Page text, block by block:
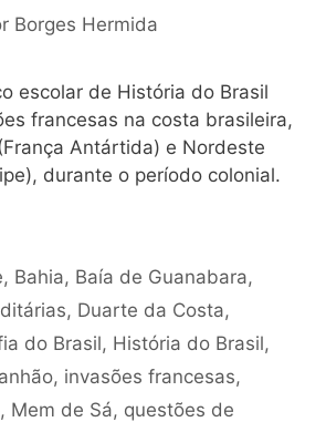
Borges Hermida
escolar de História do Brasil
francesas na costa brasileira,
Antártida) e Nordeste
durante o período colonial.
, Bahia, Baía de Guanabara,
, Duarte da Costa,
do Brasil, História do Brasil,
, invasões francesas,
, Mem de Sá, questões de